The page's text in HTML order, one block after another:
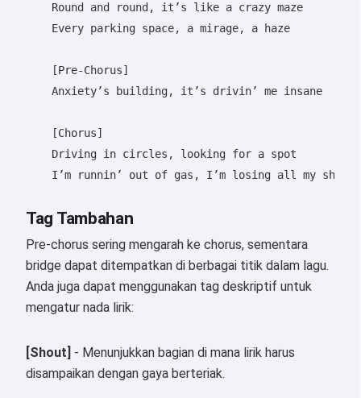
    Round and round, it’s like a crazy maze
    Every parking space, a mirage, a haze
    [Pre-Chorus]
    Anxiety’s building, it’s drivin’ me insane
    [Chorus]
    Driving in circles, looking for a spot
    I’m runnin’ out of gas, I’m losing all my shots
Tag Tambahan
Pre-chorus sering mengarah ke chorus, sementara
bridge dapat ditempatkan di berbagai titik dalam lagu.
Anda juga dapat menggunakan tag deskriptif untuk
mengatur nada lirik:
[Shout] - Menunjukkan bagian di mana lirik harus
disampaikan dengan gaya berteriak.
Saya bisa membuat lagu, menulis
puisi, dan ucapan selamat 🥰
Coba gratis
Saya menerima:
Kebijakan Privasi ,
Kebijakan Pengembalian Dana